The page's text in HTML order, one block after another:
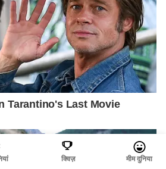
क्विज़ मीम दुनिया